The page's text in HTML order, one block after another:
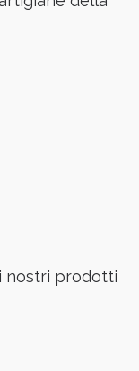
nostri prodotti